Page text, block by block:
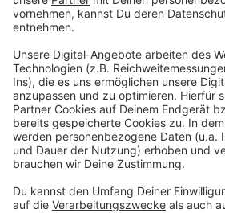
Polen
Finnland
Schweden
Österreich
Nordmazedonien